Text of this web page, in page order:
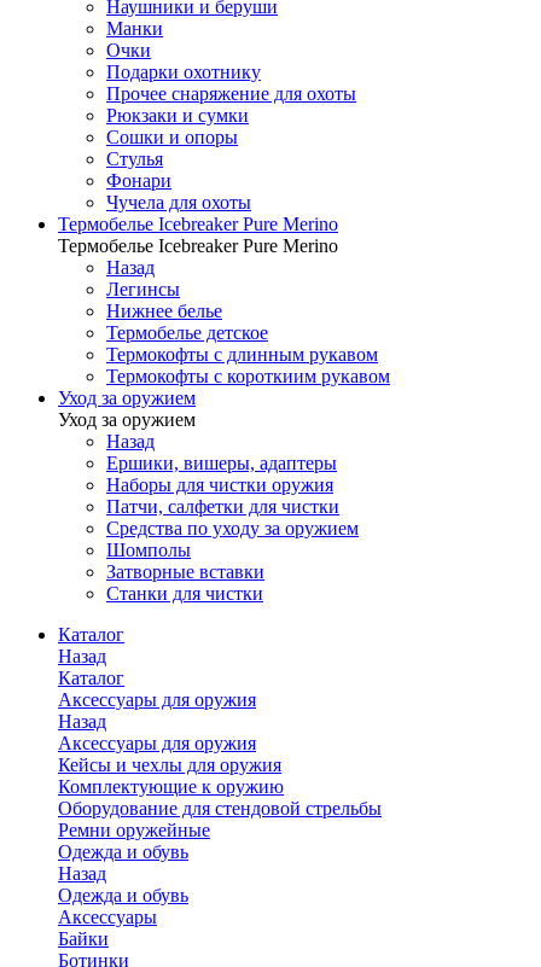
Наушники и беруши
Манки
Очки
Подарки охотнику
Прочее снаряжение для охоты
Рюкзаки и сумки
Сошки и опоры
Стулья
Фонари
Чучела для охоты
Термобелье Icebreaker Pure Merino
Термобелье Icebreaker Pure Merino
Назад
Легинсы
Нижнее белье
Термобелье детское
Термокофты с длинным рукавом
Термокофты с короткиим рукавом
Уход за оружием
Уход за оружием
Назад
Ершики, вишеры, адаптеры
Наборы для чистки оружия
Патчи, салфетки для чистки
Средства по уходу за оружием
Шомполы
Затворные вставки
Станки для чистки
Каталог
Назад
Каталог
Аксессуары для оружия
Назад
Аксессуары для оружия
Кейсы и чехлы для оружия
Комплектующие к оружию
Оборудование для стендовой стрельбы
Ремни оружейные
Одежда и обувь
Назад
Одежда и обувь
Аксессуары
Байки
Ботинки